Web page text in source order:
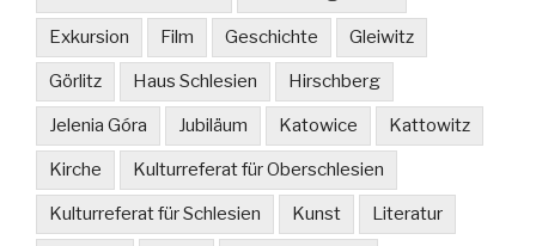
Exkursion Film Geschichte Gleiwitz
Görlitz Haus Schlesien Hirschberg
Jelenia Góra Jubiläum Katowice Kattowitz
Kirche Kulturreferat für Oberschlesien
Kulturreferat für Schlesien Kunst Literatur